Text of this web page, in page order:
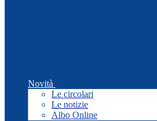
Novità
Le circolari
Le notizie
Albo Online